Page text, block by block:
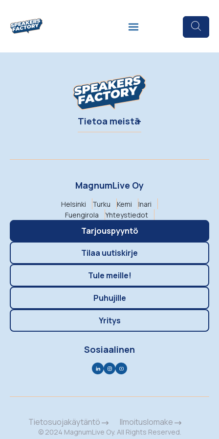
Tietoa meistä
MagnumLive Oy
Helsinki Turku Kemi
Inari
Fuengirola
Yhteystiedot
Tarjouspyyntö
Tilaa uutiskirje
Tule meille!
Puhujille
Yritys
Sosiaalinen
Tietosuojakäytäntö Ilmoituslomake
© 2024 MagnumLive Oy. All Rights Reserved.